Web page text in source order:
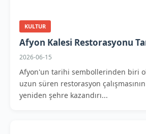
KULTUR
Afyon Kalesi Restorasyonu
2026-06-15
Afyon'un tarihi sembollerinden biri
uzun süren restorasyon
yeniden şehre kazandırı...